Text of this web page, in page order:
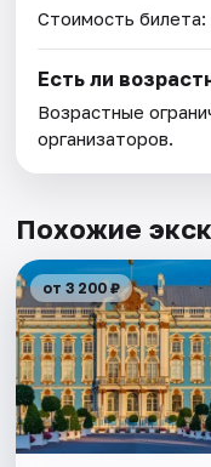
Стоимость
Есть ли
Возрастные
организаторов.
Похожие
от 3 200 ₽